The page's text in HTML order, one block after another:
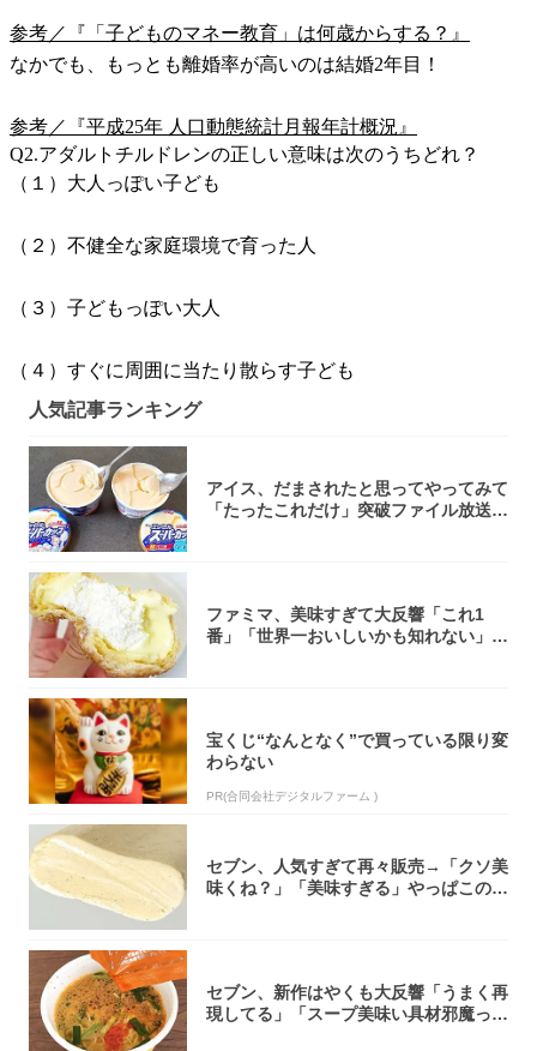
参考／『「子どものマネー教育」は何歳からする？』
なかでも、もっとも離婚率が高いのは結婚2年目！
参考／『平成25年 人口動態統計月報年計概況』
Q2.アダルトチルドレンの正しい意味は次のうちどれ？
（１）大人っぽい子ども
（２）不健全な家庭環境で育った人
（３）子どもっぽい大人
（４）すぐに周囲に当たり散らす子ども
人気記事ランキング
アイス、だまされたと思ってやってみて
「たったこれだけ」突破ファイル放送で
ファミマ、美味すぎて大反響「これ1
番」「世界一おいしいかも知れない」
宝くじ“なんとなく”で買っている限り変
わらない
PR(合同会社デジタルファーム )
セブン、人気すぎて再々販売→「クソ美
味くね？」「美味すぎる」やっぱこのク
セブン、新作はやくも大反響「うまく再
現してる」「スープ美味い具材邪魔って